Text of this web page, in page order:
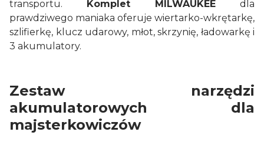
transportu.
Komplet MILWAUKEE dla
prawdziwego maniaka oferuje wiertarko-wkrętarkę,
szlifierkę, klucz udarowy, młot, skrzynię, ładowarkę i
3 akumulatory.
Zestaw narzędzi
akumulatorowych dla
majsterkowiczów